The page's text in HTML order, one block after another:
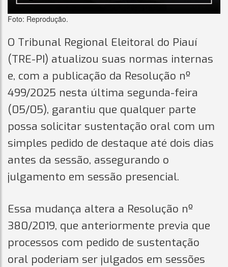
Foto: Reprodução.
O Tribunal Regional Eleitoral do Piauí
(TRE-PI) atualizou suas normas internas
e, com a publicação da Resolução nº
499/2025 nesta última segunda-feira
(05/05), garantiu que qualquer parte
possa solicitar sustentação oral com um
simples pedido de destaque até dois dias
antes da sessão, assegurando o
julgamento em sessão presencial.
Essa mudança altera a Resolução nº
380/2019, que anteriormente previa que
processos com pedido de sustentação
oral poderiam ser julgados em sessões